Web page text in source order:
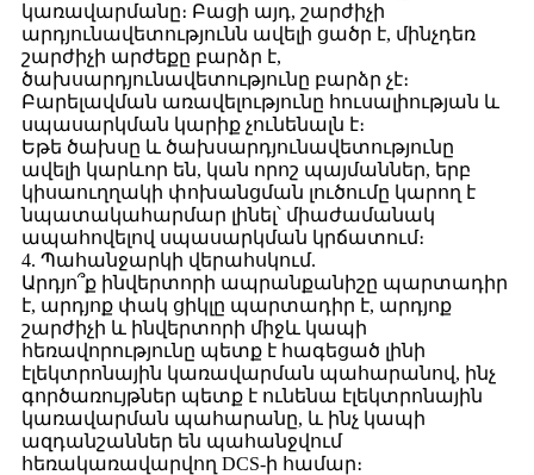
կառավարմանը։ Բացի այդ, շարժիչի
արդյունավետությունն ավելի ցածր է, մինչդեռ
շարժիչի արժեքը բարձր է,
ծախսարդյունավետությունը բարձր չէ։
Բարելավման առավելությունը հուսալիության և
սպասարկման կարիք չունենալն է։
Եթե ​​ծախսը և ծախսարդյունավետությունը
ավելի կարևոր են, կան որոշ պայմաններ, երբ
կիսաուղղակի փոխանցման լուծումը կարող է
նպատակահարմար լինել՝ միաժամանակ
ապահովելով սպասարկման կրճատում։
4. Պահանջարկի վերահսկում.
Արդյո՞ք ինվերտորի ապրանքանիշը պարտադիր
է, արդյոք փակ ցիկլը պարտադիր է, արդյոք
շարժիչի և ինվերտորի միջև կապի
հեռավորությունը պետք է հագեցած լինի
էլեկտրոնային կառավարման պահարանով, ինչ
գործառույթներ պետք է ունենա էլեկտրոնային
կառավարման պահարանը, և ինչ կապի
ազդանշաններ են պահանջվում
հեռակառավարվող DCS-ի համար։